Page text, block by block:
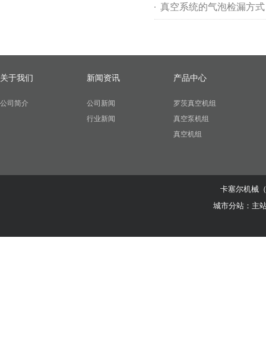
真空系统的气泡检漏方式
关于我们
公司简介
新闻资讯
公司新闻
行业新闻
产品中心
罗茨真空机组
真空泵机组
真空机组
卡塞尔机械
城市分站： 主